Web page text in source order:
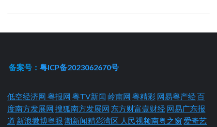
备案号：粤ICP备2023062670号
低空经济网 粤报网 粤TV新闻 岭南网 粤精彩 网易粤产经百
度南方发展网 搜狐南方发展网 东方财富壹财经 网易广东报
道 新浪微博粤眼 潮新闻精彩湾区 人民视频南粤之窗 爱奇艺